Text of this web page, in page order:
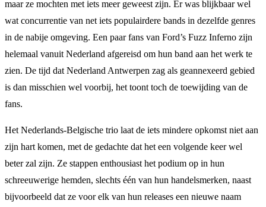
maar ze mochten met iets meer geweest zijn. Er was blijkbaar wel
wat concurrentie van net iets populairdere bands in dezelfde genres
in de nabije omgeving. Een paar fans van Ford’s Fuzz Inferno zijn
helemaal vanuit Nederland afgereisd om hun band aan het werk te
zien. De tijd dat Nederland Antwerpen zag als geannexeerd gebied
is dan misschien wel voorbij, het toont toch de toewijding van de
fans.
Het Nederlands-Belgische trio laat de iets mindere opkomst niet aan
zijn hart komen, met de gedachte dat het een volgende keer wel
beter zal zijn. Ze stappen enthousiast het podium op in hun
schreeuwerige hemden, slechts één van hun handelsmerken, naast
bijvoorbeeld dat ze voor elk van hun releases een nieuwe naam